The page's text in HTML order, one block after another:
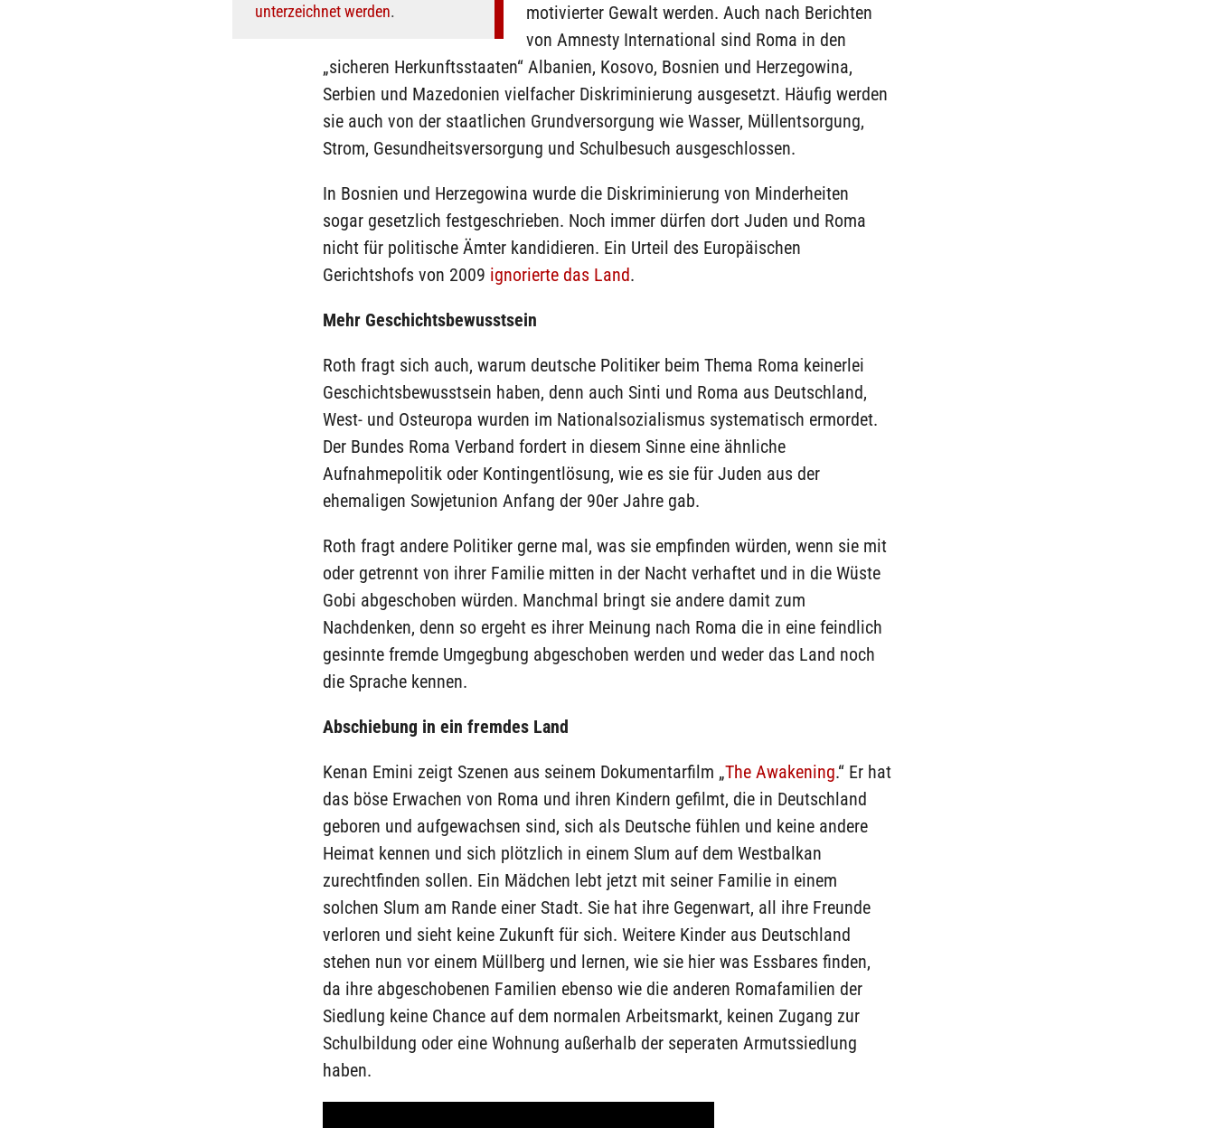
unterzeichnet werden.
motivierter Gewalt werden. Auch nach Berichten
von Amnesty International sind Roma in den
„sicheren Herkunftsstaaten“ Albanien, Kosovo, Bosnien und Herzegowina,
Serbien und Mazedonien vielfacher Diskriminierung ausgesetzt. Häufig werden
sie auch von der staatlichen Grundversorgung wie Wasser, Müllentsorgung,
Strom, Gesundheitsversorgung und Schulbesuch ausgeschlossen.
In Bosnien und Herzegowina wurde die Diskriminierung von Minderheiten
sogar gesetzlich festgeschrieben. Noch immer dürfen dort Juden und Roma
nicht für politische Ämter kandidieren. Ein Urteil des Europäischen
Gerichtshofs von 2009 ignorierte das Land.
Mehr Geschichtsbewusstsein
Roth fragt sich auch, warum deutsche Politiker beim Thema Roma keinerlei
Geschichtsbewusstsein haben, denn auch Sinti und Roma aus Deutschland,
West- und Osteuropa wurden im Nationalsozialismus systematisch ermordet.
Der Bundes Roma Verband fordert in diesem Sinne eine ähnliche
Aufnahmepolitik oder Kontingentlösung, wie es sie für Juden aus der
ehemaligen Sowjetunion Anfang der 90er Jahre gab.
Roth fragt andere Politiker gerne mal, was sie empfinden würden, wenn sie mit
oder getrennt von ihrer Familie mitten in der Nacht verhaftet und in die Wüste
Gobi abgeschoben würden. Manchmal bringt sie andere damit zum
Nachdenken, denn so ergeht es ihrer Meinung nach Roma die in eine feindlich
gesinnte fremde Umgegbung abgeschoben werden und weder das Land noch
die Sprache kennen.
Abschiebung in ein fremdes Land
Kenan Emini zeigt Szenen aus seinem Dokumentarfilm „The Awakening.“ Er hat
das böse Erwachen von Roma und ihren Kindern gefilmt, die in Deutschland
geboren und aufgewachsen sind, sich als Deutsche fühlen und keine andere
Heimat kennen und sich plötzlich in einem Slum auf dem Westbalkan
zurechtfinden sollen. Ein Mädchen lebt jetzt mit seiner Familie in einem
solchen Slum am Rande einer Stadt. Sie hat ihre Gegenwart, all ihre Freunde
verloren und sieht keine Zukunft für sich. Weitere Kinder aus Deutschland
stehen nun vor einem Müllberg und lernen, wie sie hier was Essbares finden,
da ihre abgeschobenen Familien ebenso wie die anderen Romafamilien der
Siedlung keine Chance auf dem normalen Arbeitsmarkt, keinen Zugang zur
Schulbildung oder eine Wohnung außerhalb der seperaten Armutssiedlung
haben.